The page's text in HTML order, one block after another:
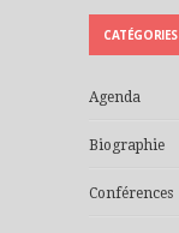
CATÉGORIES
Agenda
Biographie
Conférences